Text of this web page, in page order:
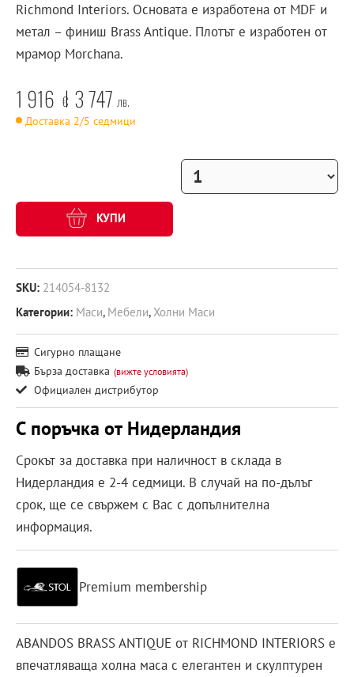
Richmond Interiors. Основата е изработена от MDF и
метал – финиш Brass Antique. Плотът е изработен от
мрамор Morchana.
1 916 € 3 747 лв.
Доставка 2/5 седмици
КУПИ
SKU: 214054-8132
Категории: Маси, Мебели,Холни Маси
Сигурно плащане
Бърза доставка (вижте условията)
Официален дистрибутор
С поръчка от Нидерландия
Срокът за доставка при наличност в склада в
Нидерландия е 2-4 седмици. В случай на по-дълъг
срок, ще се свържем с Вас с допълнителна
информация.
Premium membership
ABANDOS BRASS ANTIQUE от RICHMOND INTERIORS е
впечатляваща холна маса с елегантен и скулптурен